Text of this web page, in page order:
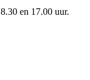
en 17.00 uur.